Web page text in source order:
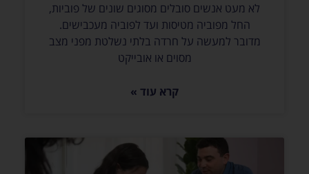
לא מעט אנשים סובלים מסוגים שונים של פוביות,
החל מפוביה מטיסות ועד לפוביה מעכבישים.
מדובר למעשה על חרדה בלתי נשלטת מפני מצב
מסוים או אובייקט
קרא עוד »